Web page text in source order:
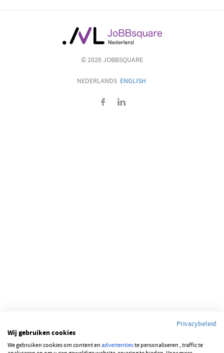
© 2026 JOBBSQUARE
NEDERLANDS ENGLISH
Privacybeleid
Wij gebruiken cookies
We gebruiken cookies om content en advertentieste personaliseren , traffic te